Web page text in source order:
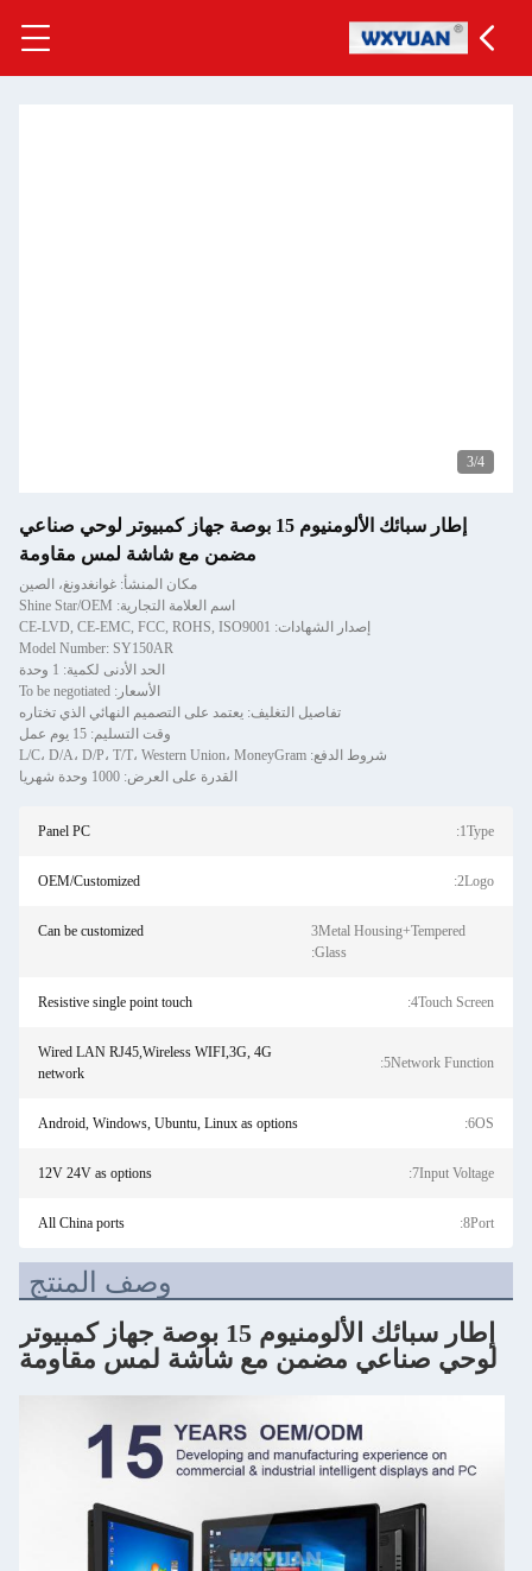
3/4
إطار سبائك الألومنيوم 15 بوصة جهاز كمبيوتر لوحي صناعي
مضمن مع شاشة لمس مقاومة
مكان المنشأ: غوانغدونغ، الصين
اسم العلامة التجارية: Shine Star/OEM
إصدار الشهادات: CE-LVD, CE-EMC, FCC, ROHS, ISO9001
Model Number: SY150AR
الحد الأدنى لكمية: 1 وحدة
الأسعار: To be negotiated
تفاصيل التغليف: يعتمد على التصميم النهائي الذي تختاره
وقت التسليم: 15 يوم عمل
شروط الدفع: L/C، D/A، D/P، T/T، Western Union، MoneyGram
القدرة على العرض: 1000 وحدة شهريا
1Type:
Panel PC
2Logo:
OEM/Customized
3Metal Housing+Tempered
Glass:
Can be customized
4Touch Screen:
Resistive single point touch
5Network Function:
Wired LAN RJ45,Wireless WIFI,3G, 4G
network
6OS:
Android, Windows, Ubuntu, Linux as options
7Input Voltage:
12V 24V as options
8Port:
All China ports
وصف المنتج
إطار سبائك الألومنيوم 15 بوصة جهاز كمبيوتر
لوحي صناعي مضمن مع شاشة لمس مقاومة